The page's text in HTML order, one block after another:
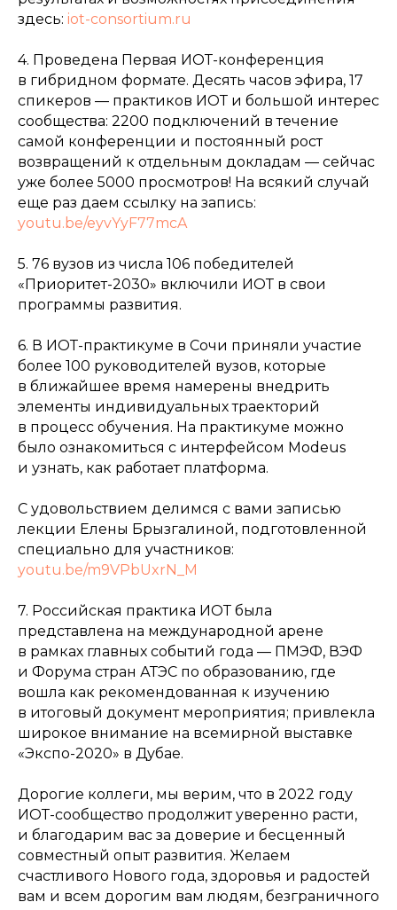
здесь: iot-consortium.ru
4. Проведена Первая ИОТ-конференция
в гибридном формате. Десять часов эфира, 17
спикеров — практиков ИОТ и большой интерес
сообщества: 2200 подключений в течение
самой конференции и постоянный рост
возвращений к отдельным докладам — сейчас
уже более 5000 просмотров! На всякий случай
еще раз даем ссылку на запись:
youtu.be/eyvYyF77mcA
5. 76 вузов из числа 106 победителей
«Приоритет-2030» включили ИОТ в свои
программы развития.
6. В ИОТ-практикуме в Сочи приняли участие
более 100 руководителей вузов, которые
в ближайшее время намерены внедрить
элементы индивидуальных траекторий
в процесс обучения. На практикуме можно
было ознакомиться с интерфейсом Modeus
и узнать, как работает платформа.
С удовольствием делимся с вами записью
лекции Елены Брызгалиной, подготовленной
специально для участников:
youtu.be/m9VPbUxrN_M
7. Российская практика ИОТ была
представлена на международной арене
в рамках главных событий года — ПМЭФ, ВЭФ
и Форума стран АТЭС по образованию, где
вошла как рекомендованная к изучению
в итоговый документ мероприятия; привлекла
широкое внимание на всемирной выставке
«Экспо-2020» в Дубае.
Дорогие коллеги, мы верим, что в 2022 году
ИОТ-сообщество продолжит уверенно расти,
и благодарим вас за доверие и бесценный
совместный опыт развития. Желаем
счастливого Нового года, здоровья и радостей
вам и всем дорогим вам людям, безграничного